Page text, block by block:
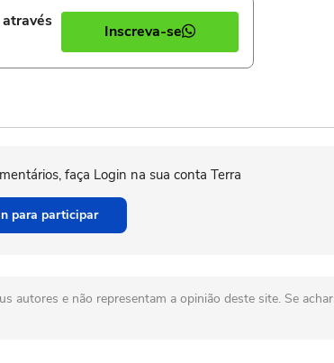
Inscreva-se
faça Login na sua conta Terra
para participar
autores e não representam a opinião deste site. Se achar